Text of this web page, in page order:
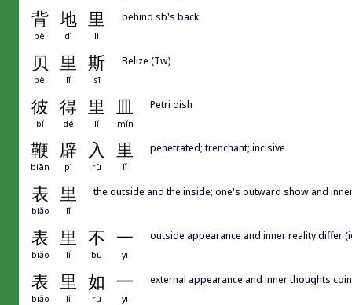
背 地 里
bèi dì li
behind sb's back
贝 里 斯
bèi lǐ sī
Belize (Tw)
彼 得 里 皿
bǐ dé lǐ mǐn
Petri dish
鞭 辟 入 里
biān pì rù lǐ
penetrated; trenchant; incisive
表 里
biǎo lǐ
the outside and the inside; one's outward show and
表 里 不 一
biǎo lǐ bù yī
outside appearance and inner reality differ
表 里 如 一
biǎo lǐ rú yī
external appearance and inner thoughts